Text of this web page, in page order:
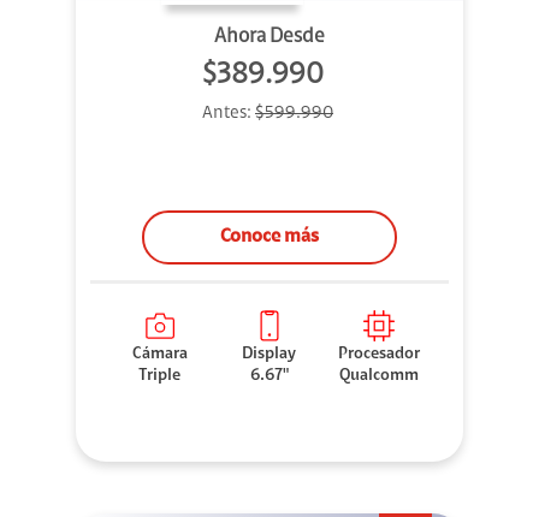
Ahora Desde
$389.990
Antes: $599.990
Conoce más
Cámara
Triple
Display
6.67"
Procesador
Qualcomm